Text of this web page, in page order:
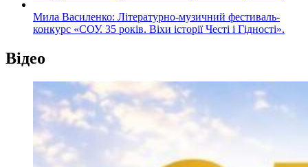
Мила Василенко: Літературно-музичний фестиваль-
конкурс «СОУ. 35 років. Віхи історії Честі і Гідності».
Відео